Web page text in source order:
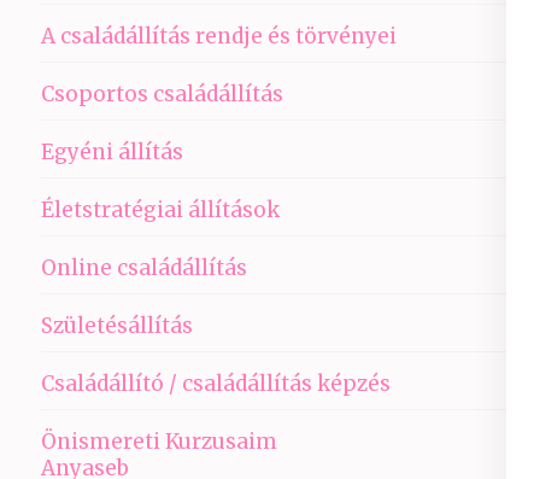
A családállítás rendje és törvényei
Csoportos családállítás
Egyéni állítás
Életstratégiai állítások
Online családállítás
Születésállítás
Családállító / családállítás képzés
Önismereti Kurzusaim
Anyaseb